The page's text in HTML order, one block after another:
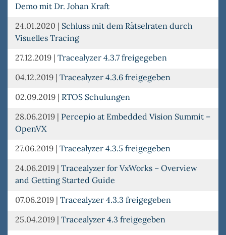
Demo mit Dr. Johan Kraft
24.01.2020 | Schluss mit dem Rätselraten durch
Visuelles Tracing
27.12.2019 | Tracealyzer 4.3.7 freigegeben
04.12.2019 | Tracealyzer 4.3.6 freigegeben
02.09.2019 | RTOS Schulungen
28.06.2019 | Percepio at Embedded Vision Summit –
OpenVX
27.06.2019 | Tracealyzer 4.3.5 freigegeben
24.06.2019 | Tracealyzer for VxWorks – Overview
and Getting Started Guide
07.06.2019 | Tracealyzer 4.3.3 freigegeben
25.04.2019 | Tracealyzer 4.3 freigegeben